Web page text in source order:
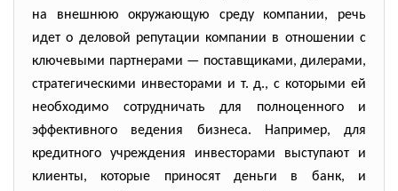
на внешнюю окружающую среду компании, речь
идет о деловой репутации компании в отношении с
ключевыми партнерами — поставщиками, дилерами,
стратегическими инвесторами и т. д., с которыми ей
необходимо сотрудничать для полноценного и
эффективного ведения бизнеса. Например, для
кредитного учреждения инвесторами выступают и
клиенты, которые приносят деньги в банк, и